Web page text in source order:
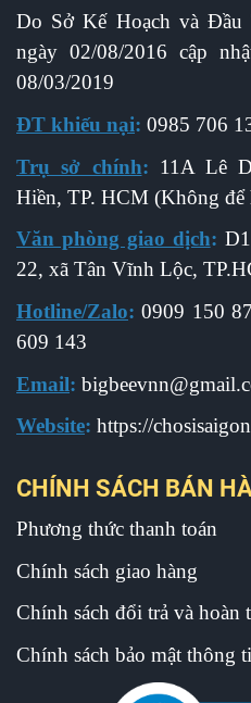
Do Sở Kế Hoạch và
ngày 02/08/2016 cập
08/03/2019
ĐT khiếu nại: 0985 706
Trụ sở chính: 11A Lê
Hiền, TP. HCM (Không để
Văn phòng giao dịch:
22, xã Tân Vĩnh Lộc,
Hotline/Zalo: 0909 150
609 143
Email: b
Website: https://
CHÍNH SÁCH BÁN
Phương thức thanh toán
Chính sách giao hàng
Chính sách đổi trả và hoàn
Chính sách bảo mật thông